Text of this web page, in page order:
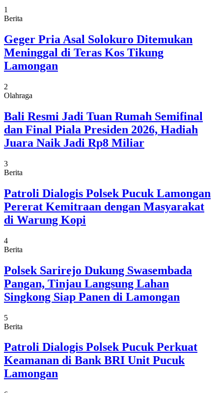
1
Berita
Geger Pria Asal Solokuro Ditemukan
Meninggal di Teras Kos Tikung
Lamongan
2
Olahraga
Bali Resmi Jadi Tuan Rumah Semifinal
dan Final Piala Presiden 2026, Hadiah
Juara Naik Jadi Rp8 Miliar
3
Berita
Patroli Dialogis Polsek Pucuk Lamongan
Pererat Kemitraan dengan Masyarakat
di Warung Kopi
4
Berita
Polsek Sarirejo Dukung Swasembada
Pangan, Tinjau Langsung Lahan
Singkong Siap Panen di Lamongan
5
Berita
Patroli Dialogis Polsek Pucuk Perkuat
Keamanan di Bank BRI Unit Pucuk
Lamongan